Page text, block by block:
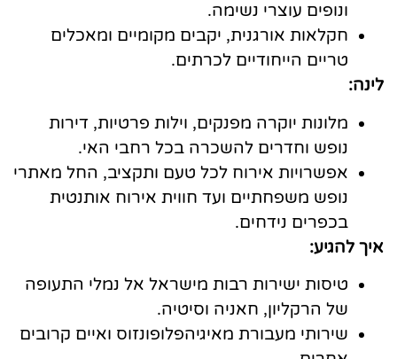
ונופים עוצרי נשימה.
חקלאות אורגנית, יקבים מקומיים ומאכלים
טריים הייחודיים לכרתים.
לינה:
מלונות יוקרה מפנקים, וילות פרטיות, דירות
נופש וחדרים להשכרה בכל רחבי האי.
אפשרויות אירוח לכל טעם ותקציב, החל מאתרי
נופש משפחתיים ועד חווית אירוח אותנטית
בכפרים נידחים.
איך להגיע:
טיסות ישירות רבות מישראל אל נמלי התעופה
של הרקליון, חאניה וסיטיה.
שירותי מעבורת מאיגיהפלופונזוס ואיים קרובים